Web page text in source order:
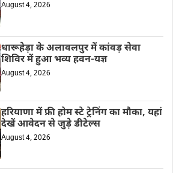
August 4, 2026
धारूहेड़ा के अलावलपुर में कांवड़ सेवा
शिविर में हुआ भव्य हवन-यज्ञ
August 4, 2026
हरियाणा में फ्री होम स्टे ट्रेनिंग का मौका, यहां
देखें आवेदन से जुड़े डीटेल्स
August 4, 2026